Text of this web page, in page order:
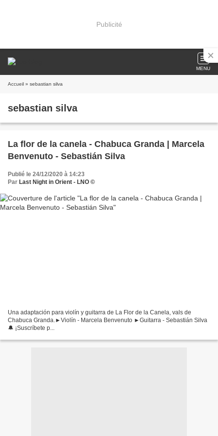
Publicité
MENU
Accueil » sebastian silva
sebastian silva
La flor de la canela - Chabuca Granda | Marcela
Benvenuto - Sebastián Silva
Publié le 24/12/2020 à 14:23
Par Last Night in Orient - LNO ©
Una adaptación para violín y guitarra de La Flor de la Canela, vals de
Chabuca Granda.►Violín - Marcela Benvenuto ►Guitarra - Sebastián Silva
🔔 ¡Suscríbete p...